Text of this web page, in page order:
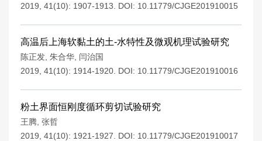
2019, 41(10): 1907-1913.
DOI: 10.11779/CJGE201910015
高温后上海软黏土的土-水特性及微观机理试验研究
陈正发 朱合华 闫治国
2019, 41(10): 1914-1920. DOI: 10.11779/CJGE201910016
粉土界面恒刚度循环剪切试验研究
王腾 张哲
2019, 41(10): 1921-1927.
DOI: 10.11779/CJGE201910017